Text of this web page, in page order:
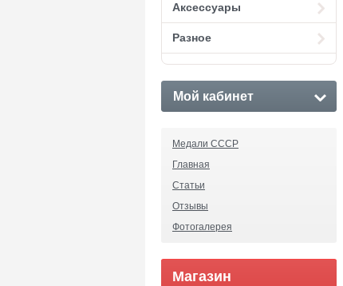
Аксессуары
Разное
Мой кабинет
Медали СССР
Главная
Статьи
Отзывы
Фотогалерея
Магазин